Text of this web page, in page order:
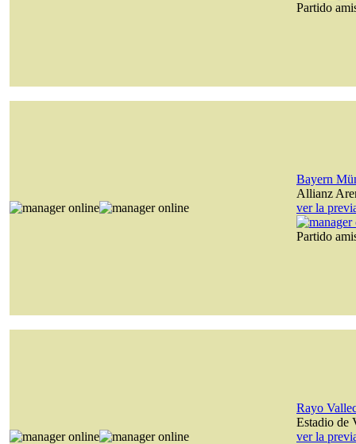
Partido
Bayern
Allianz
ver la
Partido
Rayo
Estadio de
ver la